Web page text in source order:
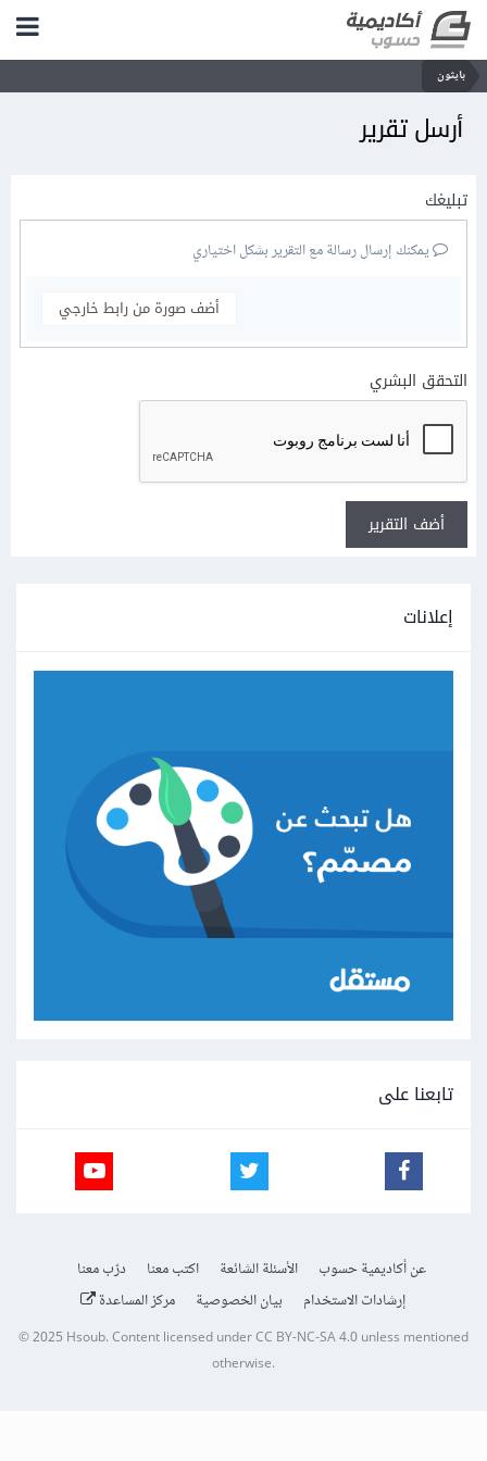
بايثون
أرسل تقرير
تبليغك
يمكنك إرسال رسالة مع التقرير بشكل اختياري
أضف صورة من رابط خارجي
التحقق البشري
أضف التقرير
إعلانات
تابعنا على
عن أكاديمية حسوب الأسئلة الشائعة اكتب معنا
درّب معنا
إرشادات الاستخدام
بيان الخصوصية مركز المساعدة
© 2025 Hsoub.Content licensed underCC BY-NC-SA 4.0unless mentioned
otherwise.